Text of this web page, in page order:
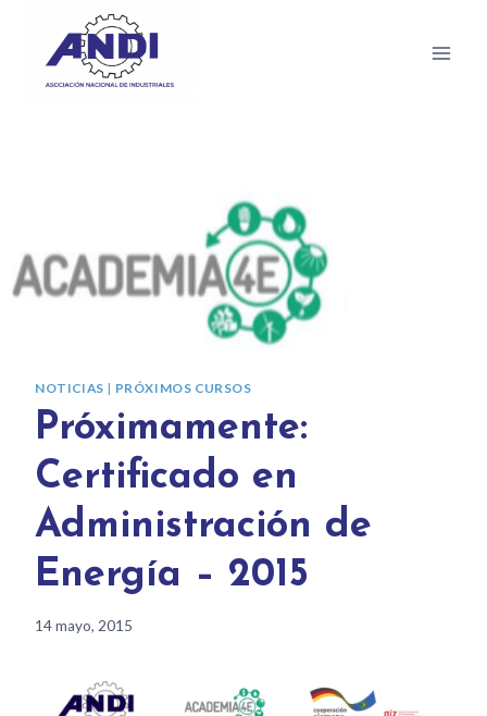
NOTICIAS | PRÓXIMOS CURSOS
Próximamente:
Certificado en
Administración de
Energía – 2015
14 mayo, 2015